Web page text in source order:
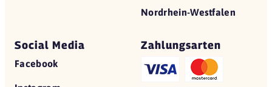
Nordrhein-Westfalen
Social Media
Facebook
Zahlungsarten